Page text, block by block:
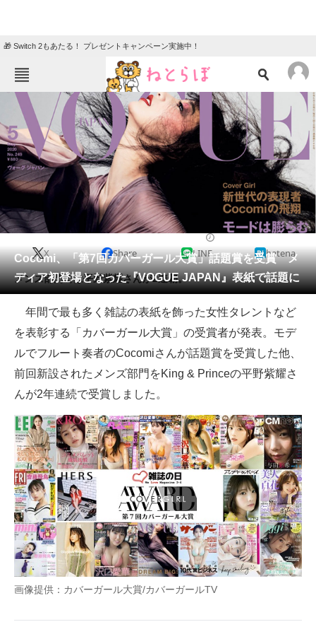
🎁 Switch 2もあたる！ プレゼントキャンペーン実施中！
ねとらぼメニュー
TOP ニュース
エンタメ クイズ
グルメ
教育・育児
動物 リサーチ
会員記事
メディア
注目記事を集めた総合ページ
ITの今と未来を見通す
スマホと通信の最新トレンド
好きが集まる 比べて選べる
ビジネスと働き方のヒント
AI活用のいまが分かる
企業ITのトレンドを詳説
経営リーダーのコミュニティ
マーケ×ITの今がよく分かる
ITエンジニア向け専門サイト
Cocomi、「第7回カバーガール大賞」話題賞を受賞 メ
ディア初登場となった『VOGUE JAPAN』表紙で話題に
X Share LINE hatena
メンズ部門では平野紫耀さんが2連覇。
年間で最も多く雑誌の表紙を飾った女性タレントなど
を表彰する「カバーガール大賞」の受賞者が発表。モデ
ルでフルート奏者のCocomiさんが話題賞を受賞した他、
前回新設されたメンズ部門をKing & Princeの平野紫耀さ
んが2年連続で受賞しました。
画像提供：カバーガール大賞/カバーガールTV